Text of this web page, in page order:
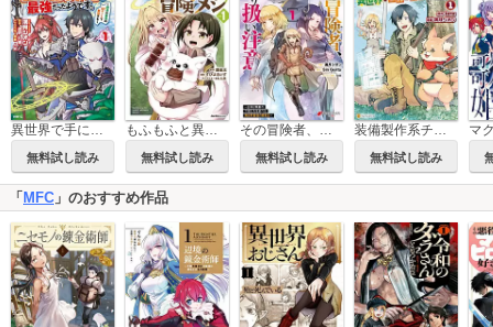
異世界で手に入れた生産スキルは最強だったようです。 ～創造＆器用のWチートで無双する～
無料試し読み
もふもふと異世界冒険メシ
無料試し読み
その冒険者、取り扱い注意。 ～正体は無敵の下僕たちを統べる異世界最強の魔導王～
無料試し読み
装備製作系チートで異世界を自由に生きていきます
無料試し読み
「 MFC 」のおすすめ作品